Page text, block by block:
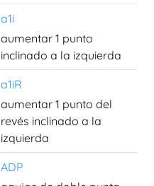
a1i
aumentar 1 punto
inclinado a la izquierda
a1iR
aumentar 1 punto del
revés inclinado a la
izquierda
ADP